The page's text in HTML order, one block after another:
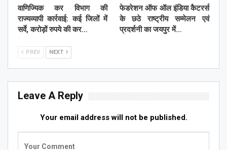
वाणिज्यिक कर विभाग की
राज्यव्यापी कार्रवाई: कई जिलों में
सर्वे, करोड़ों रुपये की कर…
फेडरेशन ऑफ ऑल इंडिया कैटरर्स
के छठे राष्ट्रीय सम्मेलन एवं
प्रदर्शनी का जयपुर में…
PREV NEXT
Leave A Reply
Your email address will not be published.